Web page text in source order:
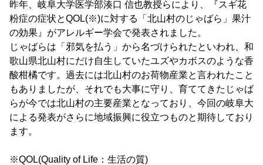
昨年、岐阜大学医学部湊口 信也教授らにより、『スギ花
粉症の症状とQOL(※)に対する「北山村のじゃばら」果汁
の効果』がアレルギー学会で発表されました。
じゃばらは「邪気を払う」から名づけられたといわれ、和
歌山県北山村にだけ自生していたユズやカボスのような香
酸柑橘です。過去には北山村のお荷物産業と言われたこと
もありましたが、それでも大事に守り、育ててきたじゃば
らが今では北山村の主要産業となっており、今回の岐阜大
による発表がさらに地域振興に役立つものと期待しており
ます。
※QOL(Quality of Life：生活の質)